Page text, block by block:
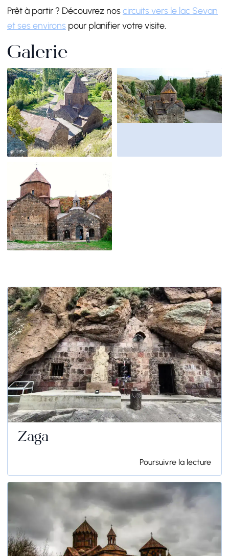
Prêt à partir ? Découvrez noscircuits vers le lac Sevan
et ses environs pour planifier votre visite.
Galerie
Zaga
Poursuivre la lecture